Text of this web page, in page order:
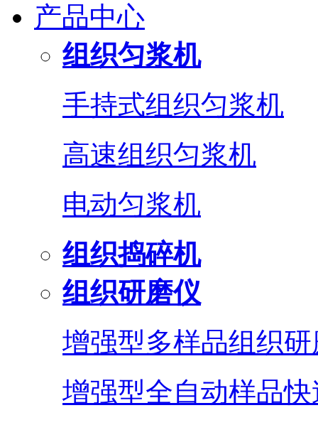
产品中心
组织匀浆机
手持式组织匀浆机
高速组织匀浆机
电动匀浆机
组织捣碎机
组织研磨仪
增强型多样品组织
增强型全自动样品